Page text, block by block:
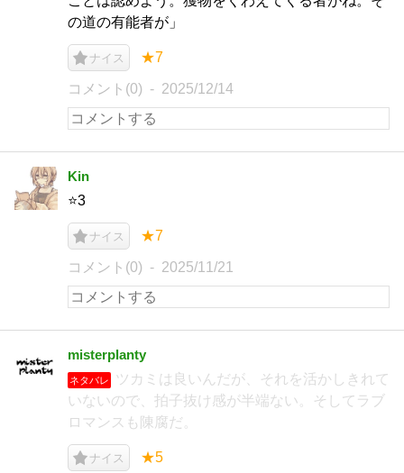
の道の有能者が」
ナイス ★7
コメント(0) 2025/12/14
Kin
⭐️3
ナイス ★7
コメント(0) 2025/11/21
misterplanty
ネタバレ
ツカミは良いんだが、それを活かしきれて
いないので、拍子抜け感が半端ない。そしてラブ
ロマンスも陳腐だ。
ナイス ★5